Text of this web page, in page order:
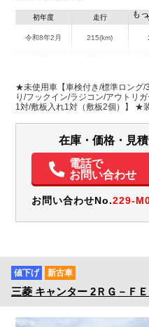
初年度
令和8年2月
走行
215(km)
神奈川県
W:1,790
H:375
パワステ パワーウィン
バックモニター
も
★未使用車【車検付き/標準ロング/3t積載】 ★4段クレーン【
り/フックイン/ラジコン/アウトリガー差し違い 】 ★
1対/
在庫・価格・見
電話で
お問い合わせ
お問い合わせNo.229-
値下げ 新古車
三菱 キャンター 2ＲＧ－Ｆ